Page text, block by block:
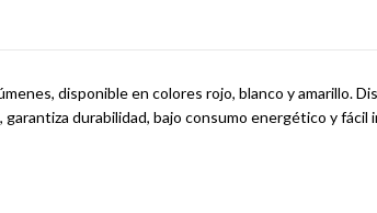
disponible en colores rojo, blanco y amarillo.
durabilidad, bajo consumo energético y